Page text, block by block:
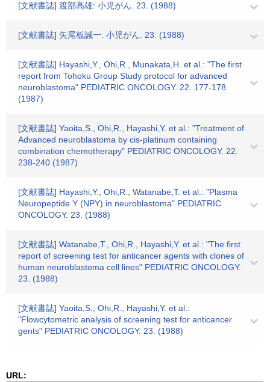
[文献書誌] 渡部高雄: 小児がん. 23. (1988)
[文献書誌] 矢尾板誠一: 小児がん. 23. (1988)
[文献書誌] Hayashi,Y., Ohi,R., Munakata,H. et al.: "The first
report from Tohoku Group Study protocol for advanced
neuroblastoma" PEDIATRIC ONCOLOGY. 22. 177-178
(1987)
[文献書誌] Yaoita,S., Ohi,R., Hayashi,Y. et al.: "Treatment of
Advanced neuroblastoma by cis-platinum containing
combination chemotherapy" PEDIATRIC ONCOLOGY. 22.
238-240 (1987)
[文献書誌] Hayashi,Y., Ohi,R., Watanabe,T. et al.: "Plasma
Neuropeptide Y (NPY) in neuroblastoma" PEDIATRIC
ONCOLOGY. 23. (1988)
[文献書誌] Watanabe,T., Ohi,R., Hayashi,Y. et al.: "The first
report of screening test for anticancer agents with clones of
human neuroblastoma cell lines" PEDIATRIC ONCOLOGY.
23. (1988)
[文献書誌] Yaoita,S., Ohi,R., Hayashi,Y. et al.:
"Flowcytometric analysis of screening test for anticancer
gents" PEDIATRIC ONCOLOGY. 23. (1988)
URL: